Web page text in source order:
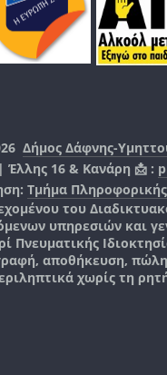
Δήμος Δάφνης-
Έλλης 16 & Κανάρη 📩 :
Τμήμα
του
υπηρεσιών και
Πνευματικής
αποθήκευση,
χωρίς τη